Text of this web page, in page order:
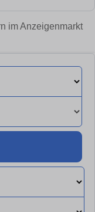
im Anzeigenmarkt